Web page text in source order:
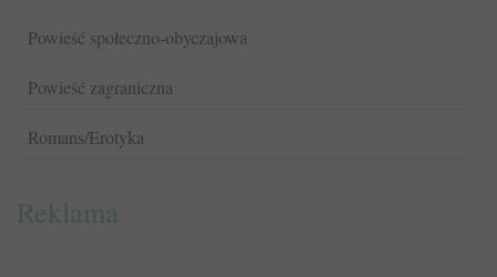
Powieść społeczno-obyczajowa
Powieść zagraniczna
Romans/Erotyka
Reklama